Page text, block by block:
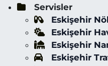
Servisler
Eskişehir
Eskişehir
Eskişehir
Eskişehir